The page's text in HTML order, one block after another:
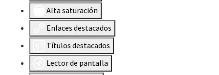
Alta saturación
Enlaces destacados
Títulos destacados
Lector de pantalla